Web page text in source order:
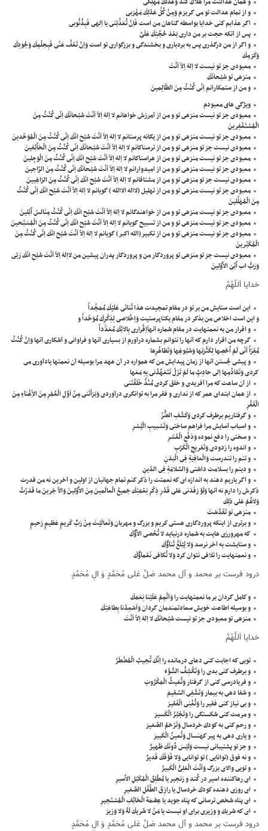
و از تمام عدالت تو مى گريزم وَمِنْ كُلِّ عَدْلِكَ مَهْرَبى
اگر عذابم كنى خدايا بواسطه گناهان من است فَاِنْ تُعَذِّبْنى يا اِلهى فَبِذُنُوبى
پس از آنكه حجت بر من دارى بَعْدَ حُجَّتِكَ عَلَىَّ
و اگر از من درگذرى پس به بردبارى و بخشندگى و بزرگوارى تو است وَاِنْ تَعْفُ عَنّى فَبِحِلْمِكَ وَجُودِكَ
وَكَرَمِكَ
معبودى جز تو نيست لا اِلهَ اِلاّ اَنْتَ
منزهى تو سُبْحانَكَ
و من از ستمكارانم اِنّى كُنْتُ مِنَ الظّالِمينَ
ویژگی های معبودم
معبودى جز تو نيست منزهى تو و من از آمرزش خواهانم لا اِلهَ اِلاّ اَنْتَ سُبْحانَكَ اِنّى كُنْتُ مِنَ
الْمُسْتَغْفِرينَ
معبودى جز تو نيست منزهى تو و من از يگانه پرستانم لا اِلهَ اِلاّ اَنْتَ سُبْح انَكَ اِنّى كُنْتُ مِنَ الْمُوَحِّدينَ
معبودى نيست جز تو منزهى تو و من از ترسناكانم لا اِلهَ اِلاّ اَنْتَ سُبْحانَكَ اِنّى كُنْتُ مِنَ الْخاَّئِفينَ
معبودى جز تو نيست منزهى تو و من از هراسناكانم لا اِلهَ اِلاّ اَنْتَ سُبْح انَكَ اِنّى كُنْتُ مِنَ الْوَجِلينَ
معبودى جز تو نيست منزهى تو و من از اميدوارانم لا اِلهَ اِلاّ اَنْتَ سُبْحانَكَ اِنّى كُنْتُ مِنَ الرَّاجينَ
معبودى نيست جز تو منزهى تو و من از مشتاقانم لا اِلهَ اِلاّ اَنْتَ سُبْح انَكَ اِنّى كُنْتُ مِنَ الرّاغِبينَ
معبودى جز تو نيست منزهى تو و من از تهليل (لااله الاالله ) گويانم لا اِلهَ اِلاّ اَنْتَ سُبْح انَكَ اِنّى كُنْتُ
مِنَ الْمُهَلِّلينَ
معبودى جز تو نيست منزهى تو و من از خواهندگانم لا اِلهَ اِلاّ اَنْتَ سُبْح انَكَ اِنّى كُنْتُ مِنَالسّ اَّئِلينَ
معبودى جز تو نيست منزهى تو و من از تسبيح گويانم لا اِلهَ اِلاّ اَنْتَ سُبْح انَكَ اِنّى كُنْتُ مِنَ الْمُسَبِّحينَ
معبودى جز تو نيست منزهى تو و من از تكبير(الله اكبر) گويانم لا اِلهَ اِلاّ اَنْتَ سُبْح انَكَ اِنّى كُنْتُ مِنَ
الْمُكَبِّرينَ
معبودى نيست جز تو منزهى تو پروردگار من و پروردگار پدران پيشين من لااِلهَ اِلاّ اَنْتَ سُبْح انَكَ رَبّى
وَرَبُّ اب اَّئِىَ الاَْوَّلينَ
خدايا اَللّهُمَّ
اين است ستايش من بر تو در مقام تمجيدت هذا ثَنائى عَلَيْكَ مُمَجِّداً
و اين است اخلاص من بذكر در مقام يكتاپرستيت وَاِخْلاصى لِذِكْرِكَ مُوَحِّداً و
و اقرار من به نعمتهايت در مقام شماره آنهاَاِقْرارى بِالائِكَ مُعَدِّداً
گرچه من اقرار دارم كه آنها را نتوانم بشماره درآورم از بسيارى آنها و فراوانى و آشكارى آنها وَاِنْ كُنْتُ
مُقِرّاً اَنّى لَمْ اُحْصِها لِكَثْرَتِها وَسُبُوغِها وَتَظاهُرِها
و پيشى جُستن آنها از زمان پيدايش من كه همواره در آن عهد مرا بوسيله آن نعمتها يادآورى مى
كردى وَتَقادُمِها اِلى حادِثٍ ما لَمْ تَزَلْ تَتَعَهَّدُنى بِهِ مَعَها
از آن ساعت كه مرا آفريدى و خلق كردى مُنْذُ خَلَقْتَنى
از همان ابتداى عمر كه از ندارى و فقر مرا به توانگرى درآوردى وَبَرَاْتَنى مِنْ اَوَّلِ الْعُمْرِ مِنَ الاِْغْنآءِ مِنَ
الْفَقْرِ
و گرفتاريم برطرف كردى وَكَشْفِ الضُّرِّ
و اسباب آسايش مرا فراهم ساختى وَتَسْبيبِ الْيُسْرِ
و سختى را دفع نموده وَدَفْعِ الْعُسْرِ
و اندوه را زدودى وَتَفريجِ الْكَرْبِ
و تنم را تندرست وَالْعافِيَةِ فِى الْبَدَنِ
و دينم را بسلامت داشتى وَالسَّلامَةِ فِى الدّينِ
و اگر ياريم دهند به اندازه اى كه نعمتت را ذكر كنم تمام جهانيان از اولين و آخرين نه من قدرت
ذكرش را دارم نه آنها وَلَوْ رَفَدَنى عَلى قَدْرِ ذِكْرِ نِعْمَتِكَ جَميعُ الْعالَمينَ مِنَ الاَْوَّلينَ وَالاْ خِرينَ ما قَدَرْتُ
وَلاهُمْ عَلى ذلِكَ
منزهى تو تَقَدَّسْتَ
و برترى از اينكه پروردگارى هستى كريم و بزرگ و مهربان وَتَعالَيْتَ مِنْ رَبٍّ كَريمٍ عَظيمٍ رَحيمٍ
كه مهرورزى هايت به شماره درنيايد لا تُحْصى الاَّؤُكَ
و ستايشت به آخر نرسد وَلا يُبْلَغُ ثَنآؤُكَ
و نعمتهايت را تلافى نتوان كرد وَلا تُكافى نَعْمآؤُكَ
درود فرست بر محمد و آل محمد صَلِّ عَلى مُحَمَّدٍ وَ الِ مُحَمَّدٍ
و كامل گردان بر ما نعمتهايت را وَاَتْمِمْ عَلَيْنا نِعَمَكَ
و بوسيله اطاعت خويش سعادتمندمان گردان وَاَسْعِدْنا بِطاعَتِكَ
منزهى تو معبودى جز تو نيست سُبْحانَكَ لا اِلهَ اِلاّ اَنْتَ
خدايا اَللَّهُمَّ
تويى كه اجابت كنى دعاى درمانده را اِنَّكَ تُجيبُ الْمُضْطَرَّ
و برطرف كنى بدى را وَتَكْشِفُ السُّوَّءَ
و فريادرسى كنى از گرفتار وَتُغيثُ الْمَكْرُوبَ
و شفا دهى به بيمار وَتَشْفِى السَّقيمَ
و بى نياز كنى فقير را وَتُغْنِى الْفَقيرَ
و مرمت كنى شكستگى را وَتَجْبُرُ الْكَسيرَ
و رحم كنى به كودك خردسال وَتَرْحَمُ الصَّغيرَ
و يارى دهى به پير كهنسال وَتُعينُ الْكَبيرَ
و جز تو پشتيبانى نيست وَلَيْسَ دُونَكَ ظَهيرٌ
و نه فوق (توانايى ) تو توانايى وَلا فَوْقَكَ قَديرٌ
و تويى والاى بزرگ وَاَنْتَ الْعَلِىُّ الْكَبيرُ
اى رهاكننده اسير در كُند و زنجير يا مُطْلِقَ الْمُكَبَّلِ الاَْسيرِ
اى روزى دهنده كودك خردسال يا رازِقَ الطِّفْلِ الصَّغيرِ
اى پناه شخص ترسانى كه پناه جويد يا عِصْمَةَ الْخآئِفِ الْمُسْتَجيرِ
اى كه شريك و وزيرى براى او نيست يا مَنْ لا شَريكَ لَهُ وَلا وَزيرَ
درود فرست بر محمد و آل محمد صَلِّ عَلى مُحَمَّدٍ وَ الِ مُحَمَّدٍ